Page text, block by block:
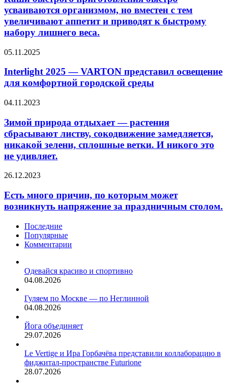
по
причине
их
неосознанности,
в
с
LIFE.ru
психолог
Гарбажа.
ее
словам,
если…
быстро
усваиваются
организмом,
но
с
увеличивают
аппетит
и
к
набору
лишнего
веса.
усваиваются организмом, но вместен с тем
увеличивают аппетит и приводят к быстрому
набору лишнего веса.
Interlight
—
VARTON
представил
для
городской
среды
05.11.2025
Interlight 2025 — VARTON представил освещение
для комфортной городской среды
Зимой
отдыхает
—
растения
сбрасывают
листву,
замедляется,
зелени,
ветки.
никого
04.11.2023
Зимой природа отдыхает — растения
сбрасывают листву, сокодвижение замедляется,
никакой зелени, сплошные ветки. И никого это
не удивляет.
Есть
причин,
по
которым
возникнуть
напряжение
столом.
26.12.2023
Есть много причин, по которым может
возникнуть напряжение за праздничным столом.
Последние
Популярные
Комментарии
Одевайся красиво и спортивно
04.08.2026
Гуляем по Москве — по Неглинной
04.08.2026
Йога объединяет
29.07.2026
Le Vertige и Ира Горбачёва представили коллаборацию в
фиджитал-пространстве Futurione
28.07.2026